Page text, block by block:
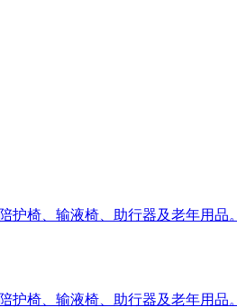
椅、输液椅、助行器及老年用品。
椅、输液椅、助行器及老年用品。